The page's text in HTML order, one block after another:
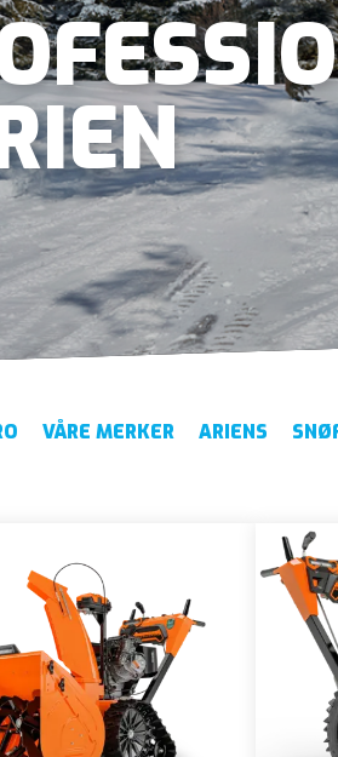
VÅRE MERKER ARIENS